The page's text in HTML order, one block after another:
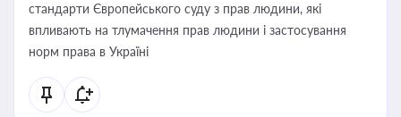
стандарти Європейського суду з прав людини, які
впливають на тлумачення прав людини і застосування
норм права в Україні